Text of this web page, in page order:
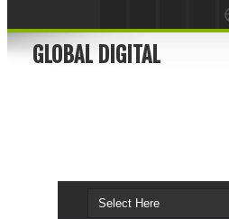
GLOBAL DIGITAL